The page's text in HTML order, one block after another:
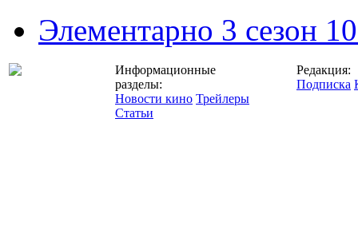
Элементарно 3 сезон
Информационные
разделы:
Новости кино Трейлеры
Статьи
Редакция:
Подписка